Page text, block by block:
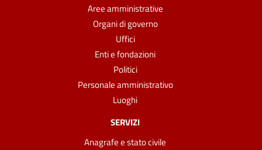
Aree amministrative
Organi di governo
Uffici
Enti e fondazioni
Politici
Personale amministrativo
Luoghi
SERVIZI
Anagrafe e stato civile